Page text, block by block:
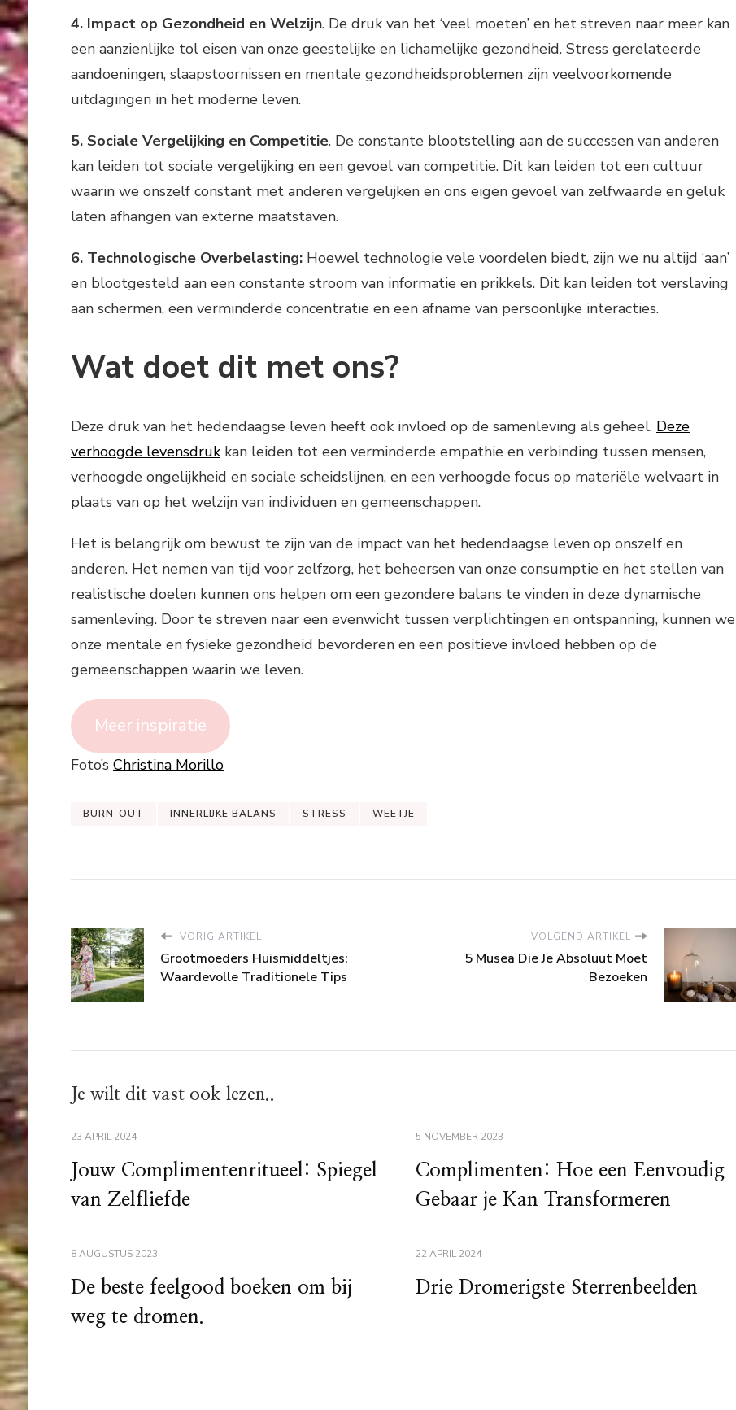
4. Impact op Gezondheid en Welzijn. De druk van het ‘veel moeten’ en het streven naar meer kan
een aanzienlijke tol eisen van onze geestelijke en lichamelijke gezondheid. Stress gerelateerde
aandoeningen, slaapstoornissen en mentale gezondheidsproblemen zijn veelvoorkomende
uitdagingen in het moderne leven.
5. Sociale Vergelijking en Competitie. De constante blootstelling aan de successen van anderen
kan leiden tot sociale vergelijking en een gevoel van competitie. Dit kan leiden tot een cultuur
waarin we onszelf constant met anderen vergelijken en ons eigen gevoel van zelfwaarde en geluk
laten afhangen van externe maatstaven.
6. Technologische Overbelasting:Hoewel technologie vele voordelen biedt, zijn we nu altijd ‘aan’
en blootgesteld aan een constante stroom van informatie en prikkels. Dit kan leiden tot verslaving
aan schermen, een verminderde concentratie en een afname van persoonlijke interacties.
Wat doet dit met ons?
Deze druk van het hedendaagse leven heeft ook invloed op de samenleving als geheel. Deze
verhoogde levensdrukkan leiden tot een verminderde empathie en verbinding tussen mensen,
verhoogde ongelijkheid en sociale scheidslijnen, en een verhoogde focus op materiële welvaart in
plaats van op het welzijn van individuen en gemeenschappen.
Het is belangrijk om bewust te zijn van de impact van het hedendaagse leven op onszelf en
anderen. Het nemen van tijd voor zelfzorg, het beheersen van onze consumptie en het stellen van
realistische doelen kunnen ons helpen om een gezondere balans te vinden in deze dynamische
samenleving. Door te streven naar een evenwicht tussen verplichtingen en ontspanning, kunnen we
onze mentale en fysieke gezondheid bevorderen en een positieve invloed hebben op de
gemeenschappen waarin we leven.
Meer inspiratie
Foto’s Christina Morillo
BURN-OUT INNERLIJKE BALANS STRESS WEETJE
VORIG ARTIKEL
Grootmoeders Huismiddeltjes:
Waardevolle Traditionele Tips
VOLGEND ARTIKEL
5 Musea Die Je Absoluut Moet
Bezoeken
Je wilt dit vast ook lezen..
23 APRIL 2024
Jouw Complimentenritueel: Spiegel
van Zelfliefde
5 NOVEMBER 2023
Complimenten: Hoe een Eenvoudig
Gebaar je Kan Transformeren
8 AUGUSTUS 2023
De beste feelgood boeken om bij
weg te dromen.
22 APRIL 2024
Drie Dromerigste Sterrenbeelden